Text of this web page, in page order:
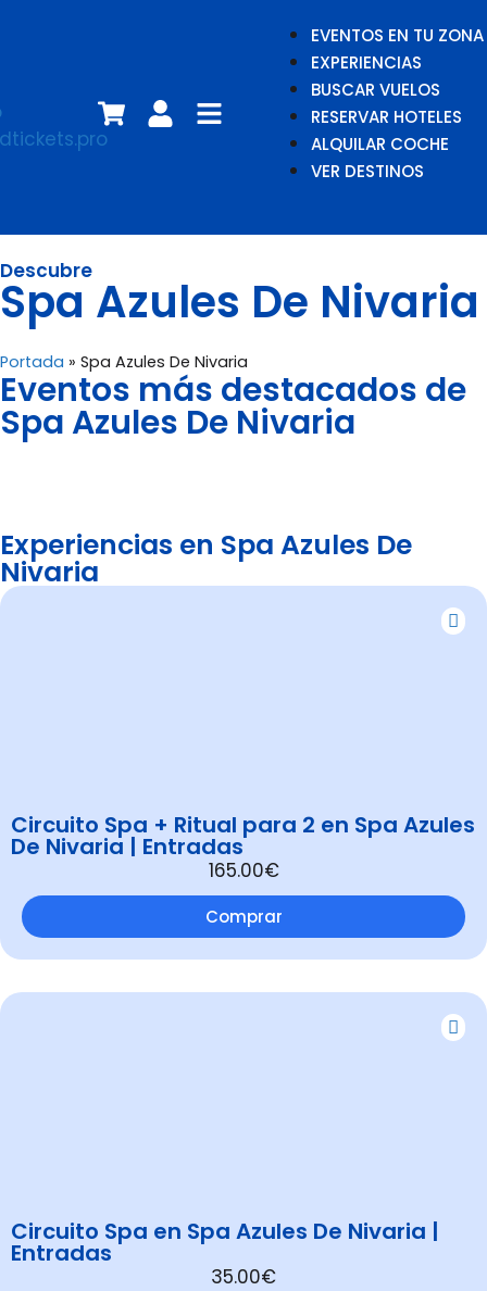
EVENTOS EN TU ZONA
EXPERIENCIAS
BUSCAR VUELOS
RESERVAR HOTELES
ALQUILAR COCHE
VER DESTINOS
Descubre
Spa Azules De Nivaria
Portada » Spa Azules De Nivaria
Eventos más destacados de
Spa Azules De Nivaria
Experiencias en Spa Azules De
Nivaria
Circuito Spa + Ritual para 2 en Spa Azules
De Nivaria | Entradas
165.00€
Comprar
Circuito Spa en Spa Azules De Nivaria |
Entradas
35.00€